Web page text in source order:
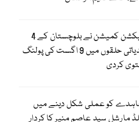
الیکشن کمیشن نے بلوچستان کے 4
بلدیاتی حلقوں میں 9 اگست کی پولنگ
کردی
کو عملی شکل دینے میں
مارشل سید عاصم منیر کا کردار